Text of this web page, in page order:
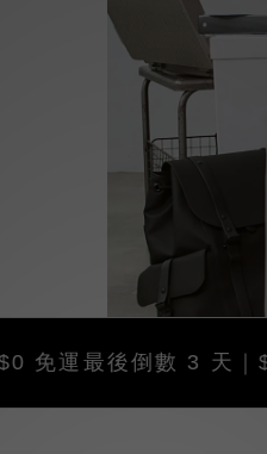
後倒數 3 天｜$0 免運